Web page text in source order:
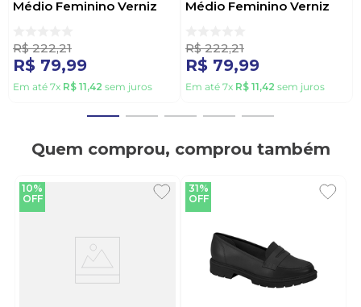
Médio Feminino Verniz
R$ 222,21
R$ 79,99
Em até 7x R$ 11,42 sem juros
Médio Feminino Verniz
R$ 222,21
R$ 79,99
Em até 7x R$ 11,42 sem juros
Quem comprou, comprou também
10%
OFF
31%
OFF